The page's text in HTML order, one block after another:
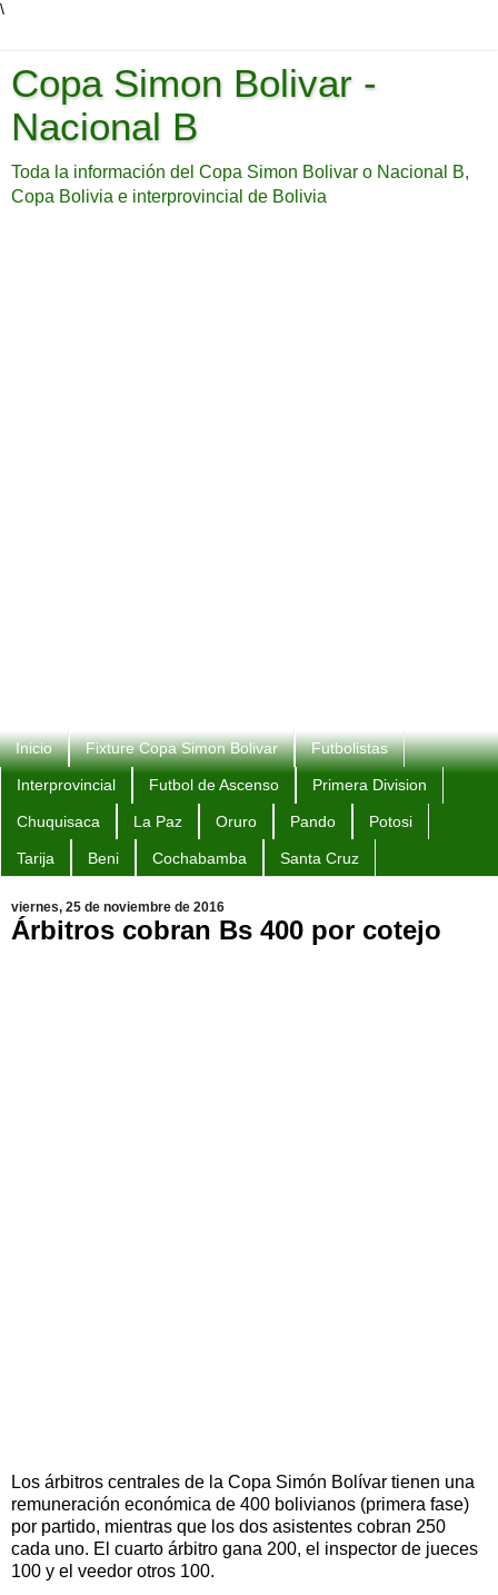
\
Copa Simon Bolivar -
Nacional B
Toda la información del Copa Simon Bolivar o Nacional B,
Copa Bolivia e interprovincial de Bolivia
Inicio Fixture Copa Simon Bolivar Futbolistas
Interprovincial Futbol de Ascenso Primera Division
Chuquisaca La Paz Oruro Pando Potosi
Tarija Beni Cochabamba Santa Cruz
viernes, 25 de noviembre de 2016
Árbitros cobran Bs 400 por cotejo
Los árbitros centrales de la Copa Simón Bolívar tienen una
remuneración económica de 400 bolivianos (primera fase)
por partido, mientras que los dos asistentes cobran 250
cada uno. El cuarto árbitro gana 200, el inspector de jueces
100 y el veedor otros 100.